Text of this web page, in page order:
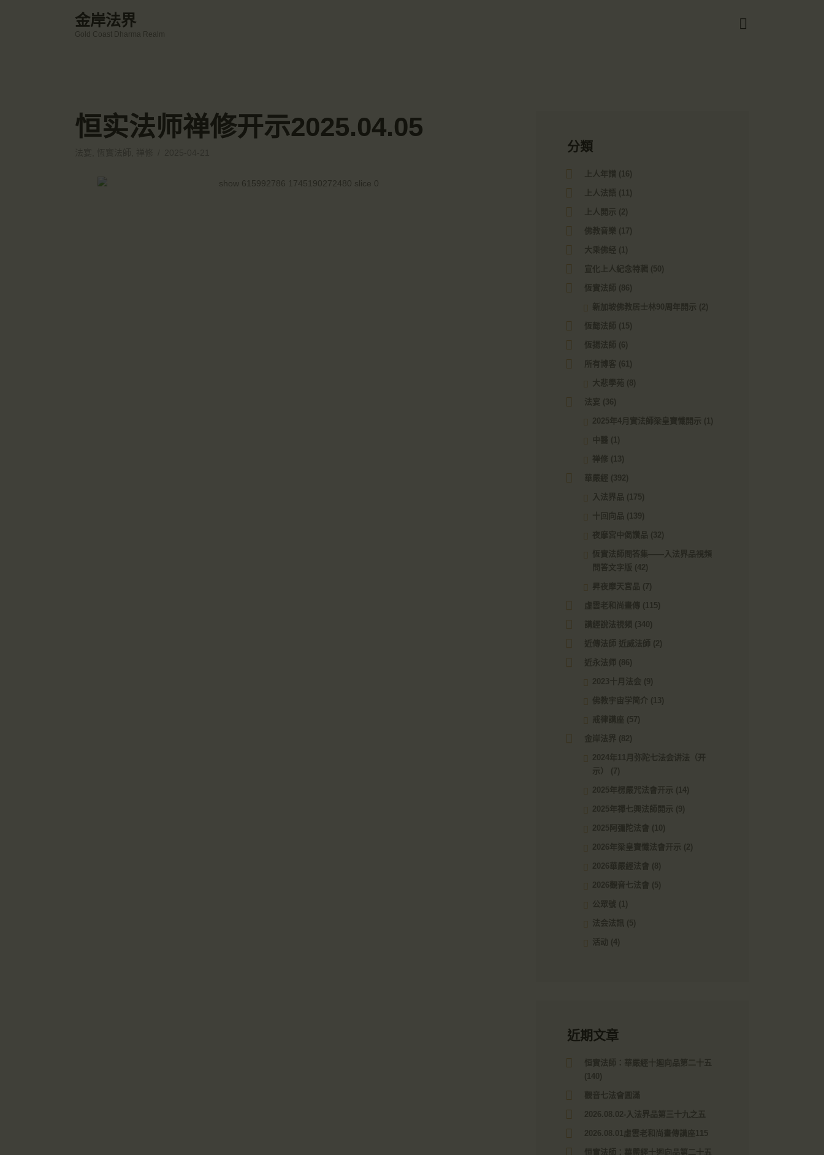
金岸法界
Gold Coast Dharma Realm
宣化上人
教育培德
恒实法师禅修开示2025.04.05
分類
上人年譜 (16)
上人法語 (11)
上人開示 (2)
佛教音樂 (17)
大乘佛经 (1)
宣化上人紀念特輯 (50)
恆實法師 (86)
新加坡佛教居士林90周年開示 (2)
恆懿法師 (15)
恆揚法師 (6)
所有博客 (61)
大悲學苑 (8)
法宴 (36)
2025年4月實法師梁皇寶懺開示 (1)
中醫 (1)
禅修 (13)
華嚴經 (392)
入法界品 (175)
十回向品 (139)
夜摩宮中偈讚品 (32)
恆實法師問答集——入法界品視頻
問答文字版 (42)
昇夜摩天宮品 (7)
虛雲老和尚畫傳 (115)
講經說法視頻 (340)
近傳法師 近威法師 (2)
近永法师 (86)
2023十月法会 (9)
佛教宇宙学简介 (13)
戒律講座 (57)
金岸法界 (82)
2024年11月弥陀七法会讲法（开
示）
(7)
2025年楞嚴咒法會开示 (14)
2025年禪七興法師開示 (9)
2025阿彌陀法會 (10)
2026年梁皇寶懺法會开示 (2)
2026華嚴經法會 (8)
2026觀音七法會 (5)
公眾號 (1)
法会法訊 (5)
活动 (4)
近期文章
恒實法師：華嚴經十迴向品第二十五
(140)
觀音七法會圓滿
2026.08.02-入法界品第三十九之五
2026.08.01虛雲老和尚畫傳講座115
恒實法師：華嚴經十迴向品第二十五
https://drba-org.zoom.us/j/84914586289
👉Meeting ID 会议号：84914586289